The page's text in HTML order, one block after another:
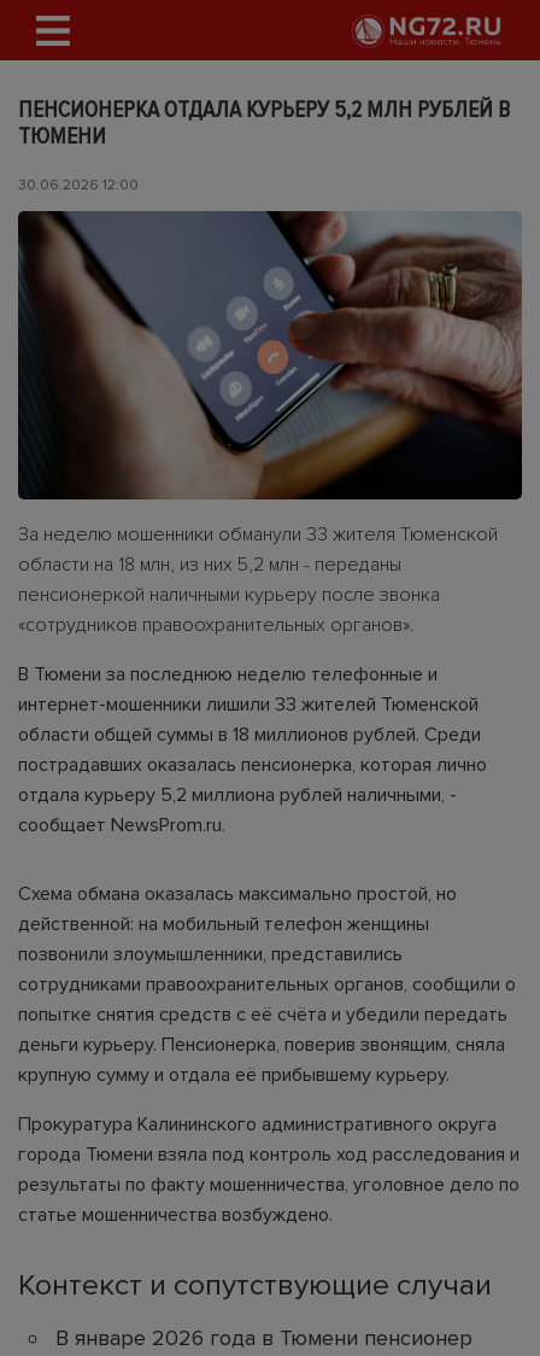
ПЕНСИОНЕРКА ОТДАЛА КУРЬЕРУ 5,2 МЛН РУБЛЕЙ В
ТЮМЕНИ
30.06.2026 12:00
За неделю мошенники обманули 33 жителя Тюменской
области на 18 млн, из них 5,2 млн - переданы
пенсионеркой наличными курьеру после звонка
«сотрудников правоохранительных органов».
В Тюмени за последнюю неделю телефонные и
интернет-мошенники лишили 33 жителей Тюменской
области общей суммы в 18 миллионов рублей. Среди
пострадавших оказалась пенсионерка, которая лично
отдала курьеру 5,2 миллиона рублей наличными, -
сообщает NewsProm.ru.
Схема обмана оказалась максимально простой, но
действенной: на мобильный телефон женщины
позвонили злоумышленники, представились
сотрудниками правоохранительных органов, сообщили о
попытке снятия средств с её счёта и убедили передать
деньги курьеру. Пенсионерка, поверив звонящим, сняла
крупную сумму и отдала её прибывшему курьеру.
Прокуратура Калининского административного округа
города Тюмени взяла под контроль ход расследования и
результаты по факту мошенничества, уголовное дело по
статье мошенничества возбуждено.
Контекст и сопутствующие случаи
В январе 2026 года в Тюмени пенсионер